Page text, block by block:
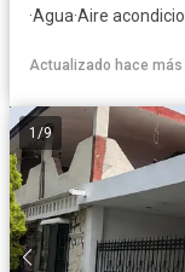
·Agua·Aire
Actualizado hace más
1 /9